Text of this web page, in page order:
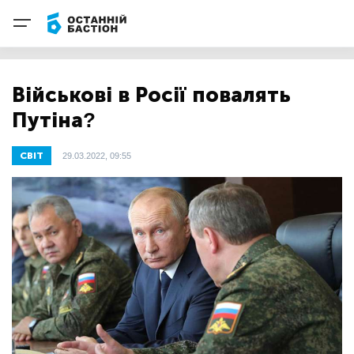
Військові в Росії повалять
Путіна?
СВІТ 29.03.2022, 09:55